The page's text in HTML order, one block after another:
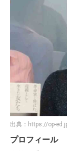
出典： https://op-
プロフィール